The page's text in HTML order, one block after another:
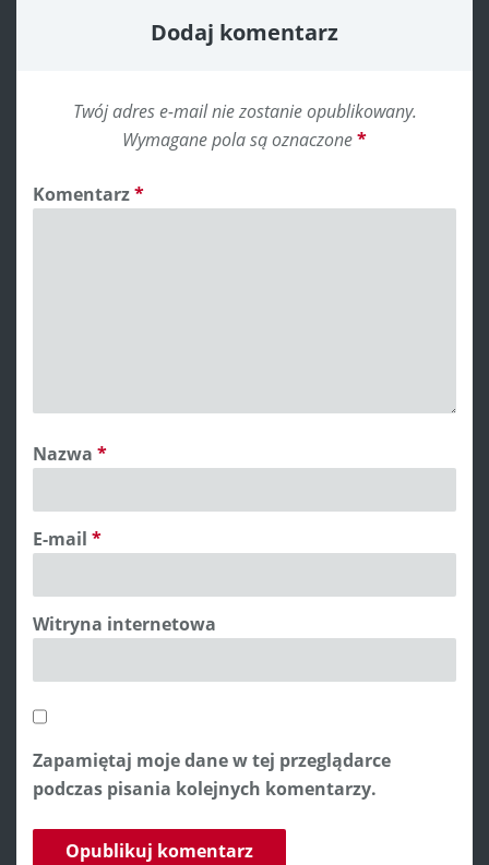
Dodaj komentarz
Twój adres e-mail nie zostanie opublikowany.
Wymagane pola są oznaczone*
Komentarz*
Nazwa *
E-mail *
Witryna internetowa
Zapamiętaj moje dane w tej przeglądarce
podczas pisania kolejnych komentarzy.